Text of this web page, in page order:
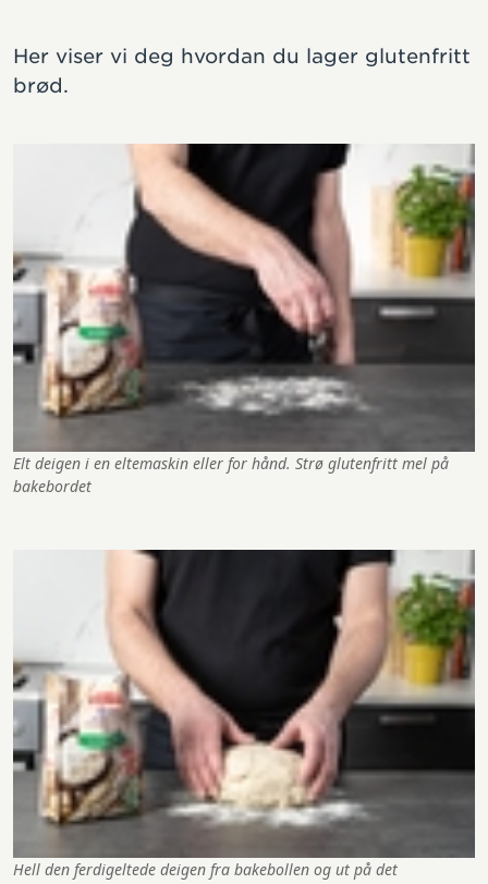
Her viser vi deg hvordan du lager glutenfritt
brød.
Elt deigen i en eltemaskin eller for hånd. Strø glutenfritt mel på
bakebordet
Hell den ferdigeltede deigen fra bakebollen og ut på det